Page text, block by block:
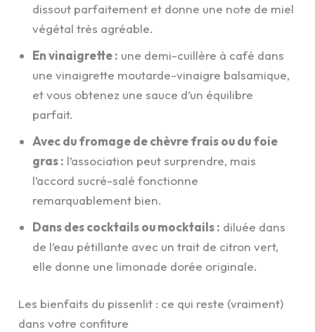
dissout parfaitement et donne une note de miel
végétal très agréable.
En vinaigrette : une demi-cuillère à café dans
une vinaigrette moutarde-vinaigre balsamique,
et vous obtenez une sauce d’un équilibre
parfait.
Avec du fromage de chèvre frais ou du foie
gras : l’association peut surprendre, mais
l’accord sucré-salé fonctionne
remarquablement bien.
Dans des cocktails ou mocktails : diluée dans
de l’eau pétillante avec un trait de citron vert,
elle donne une limonade dorée originale.
Les bienfaits du pissenlit : ce qui reste (vraiment)
dans votre confiture